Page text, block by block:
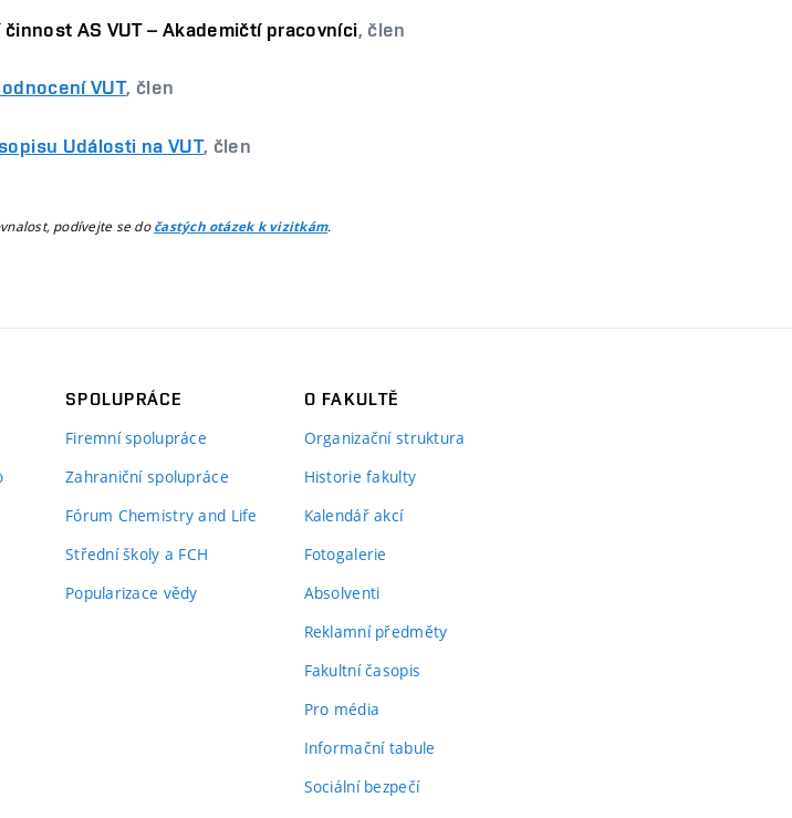
AS VUT – Akademičtí pracovníci, člen
VUT, člen
Události na VUT, člen
podívejte se dočastých otázek k vizitkám.
SPOLUPRÁCE
Firemní spolupráce
Zahraniční spolupráce
Fórum Chemistry and Life
Střední školy a FCH
Popularizace vědy
O FAKULTĚ
Organizační struktura
Historie fakulty
Kalendář akcí
Fotogalerie
Absolventi
Reklamní předměty
Fakultní časopis
Pro média
Informační tabule
Sociální bezpečí